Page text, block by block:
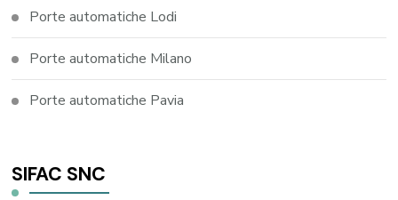
Porte automatiche Lodi
Porte automatiche Milano
Porte automatiche Pavia
SIFAC SNC